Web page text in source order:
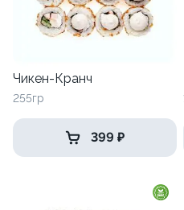
Чикен-Кранч
255гр
399 ₽